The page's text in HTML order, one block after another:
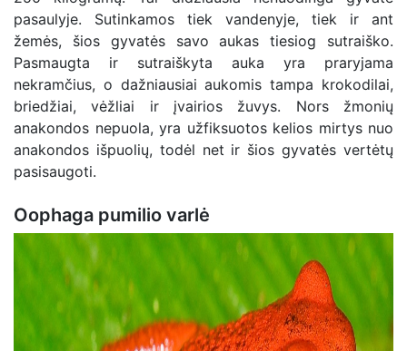
pasaulyje. Sutinkamos tiek vandenyje, tiek ir ant
žemės, šios gyvatės savo aukas tiesiog sutraiško.
Pasmaugta ir sutraiškyta auka yra praryjama
nekramčius, o dažniausiai aukomis tampa krokodilai,
briedžiai, vėžliai ir įvairios žuvys. Nors žmonių
anakondos nepuola, yra užfiksuotos kelios mirtys nuo
anakondos išpuolių, todėl net ir šios gyvatės vertėtų
pasisaugoti.
Oophaga pumilio varlė